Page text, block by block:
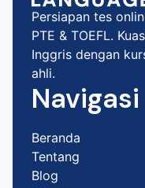
Persiapan tes
PTE & TOEFL.
Inggris dengan
ahli.
Navigasi
Beranda
Tentang
Blog